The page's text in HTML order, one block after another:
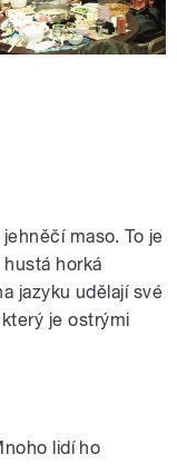
maso. To je
horká
jazyku udělají své
je ostrými
lidí ho